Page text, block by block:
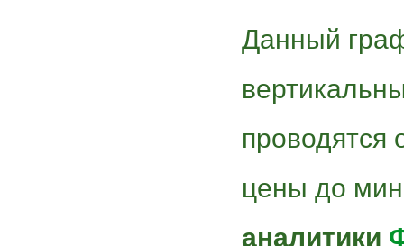
Данный
проводятся
цены до
аналитики